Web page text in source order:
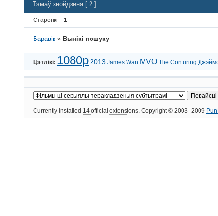
Тэмаў знойдзена [ 2 ]
Старонкі 1
Баравік » Вынікі пошуку
Цэтлікі: 1080p 2013 James Wan MVO The Conjuring
Currently installed 14 official extensions. Copyright © 2003–2009